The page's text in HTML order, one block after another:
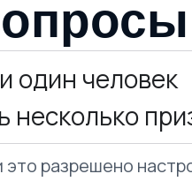
один человек
несколько
это разрешено